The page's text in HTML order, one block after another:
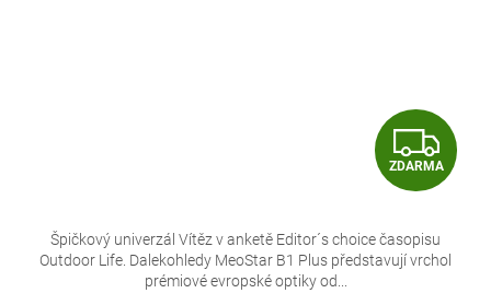
Z
D
A
R
ZDARMA
Špičkový univerzál Vítěz v anketě Editor´s choice časopisu
Outdoor Life. Dalekohledy MeoStar B1 Plus představují vrchol
prémiové evropské optiky od...